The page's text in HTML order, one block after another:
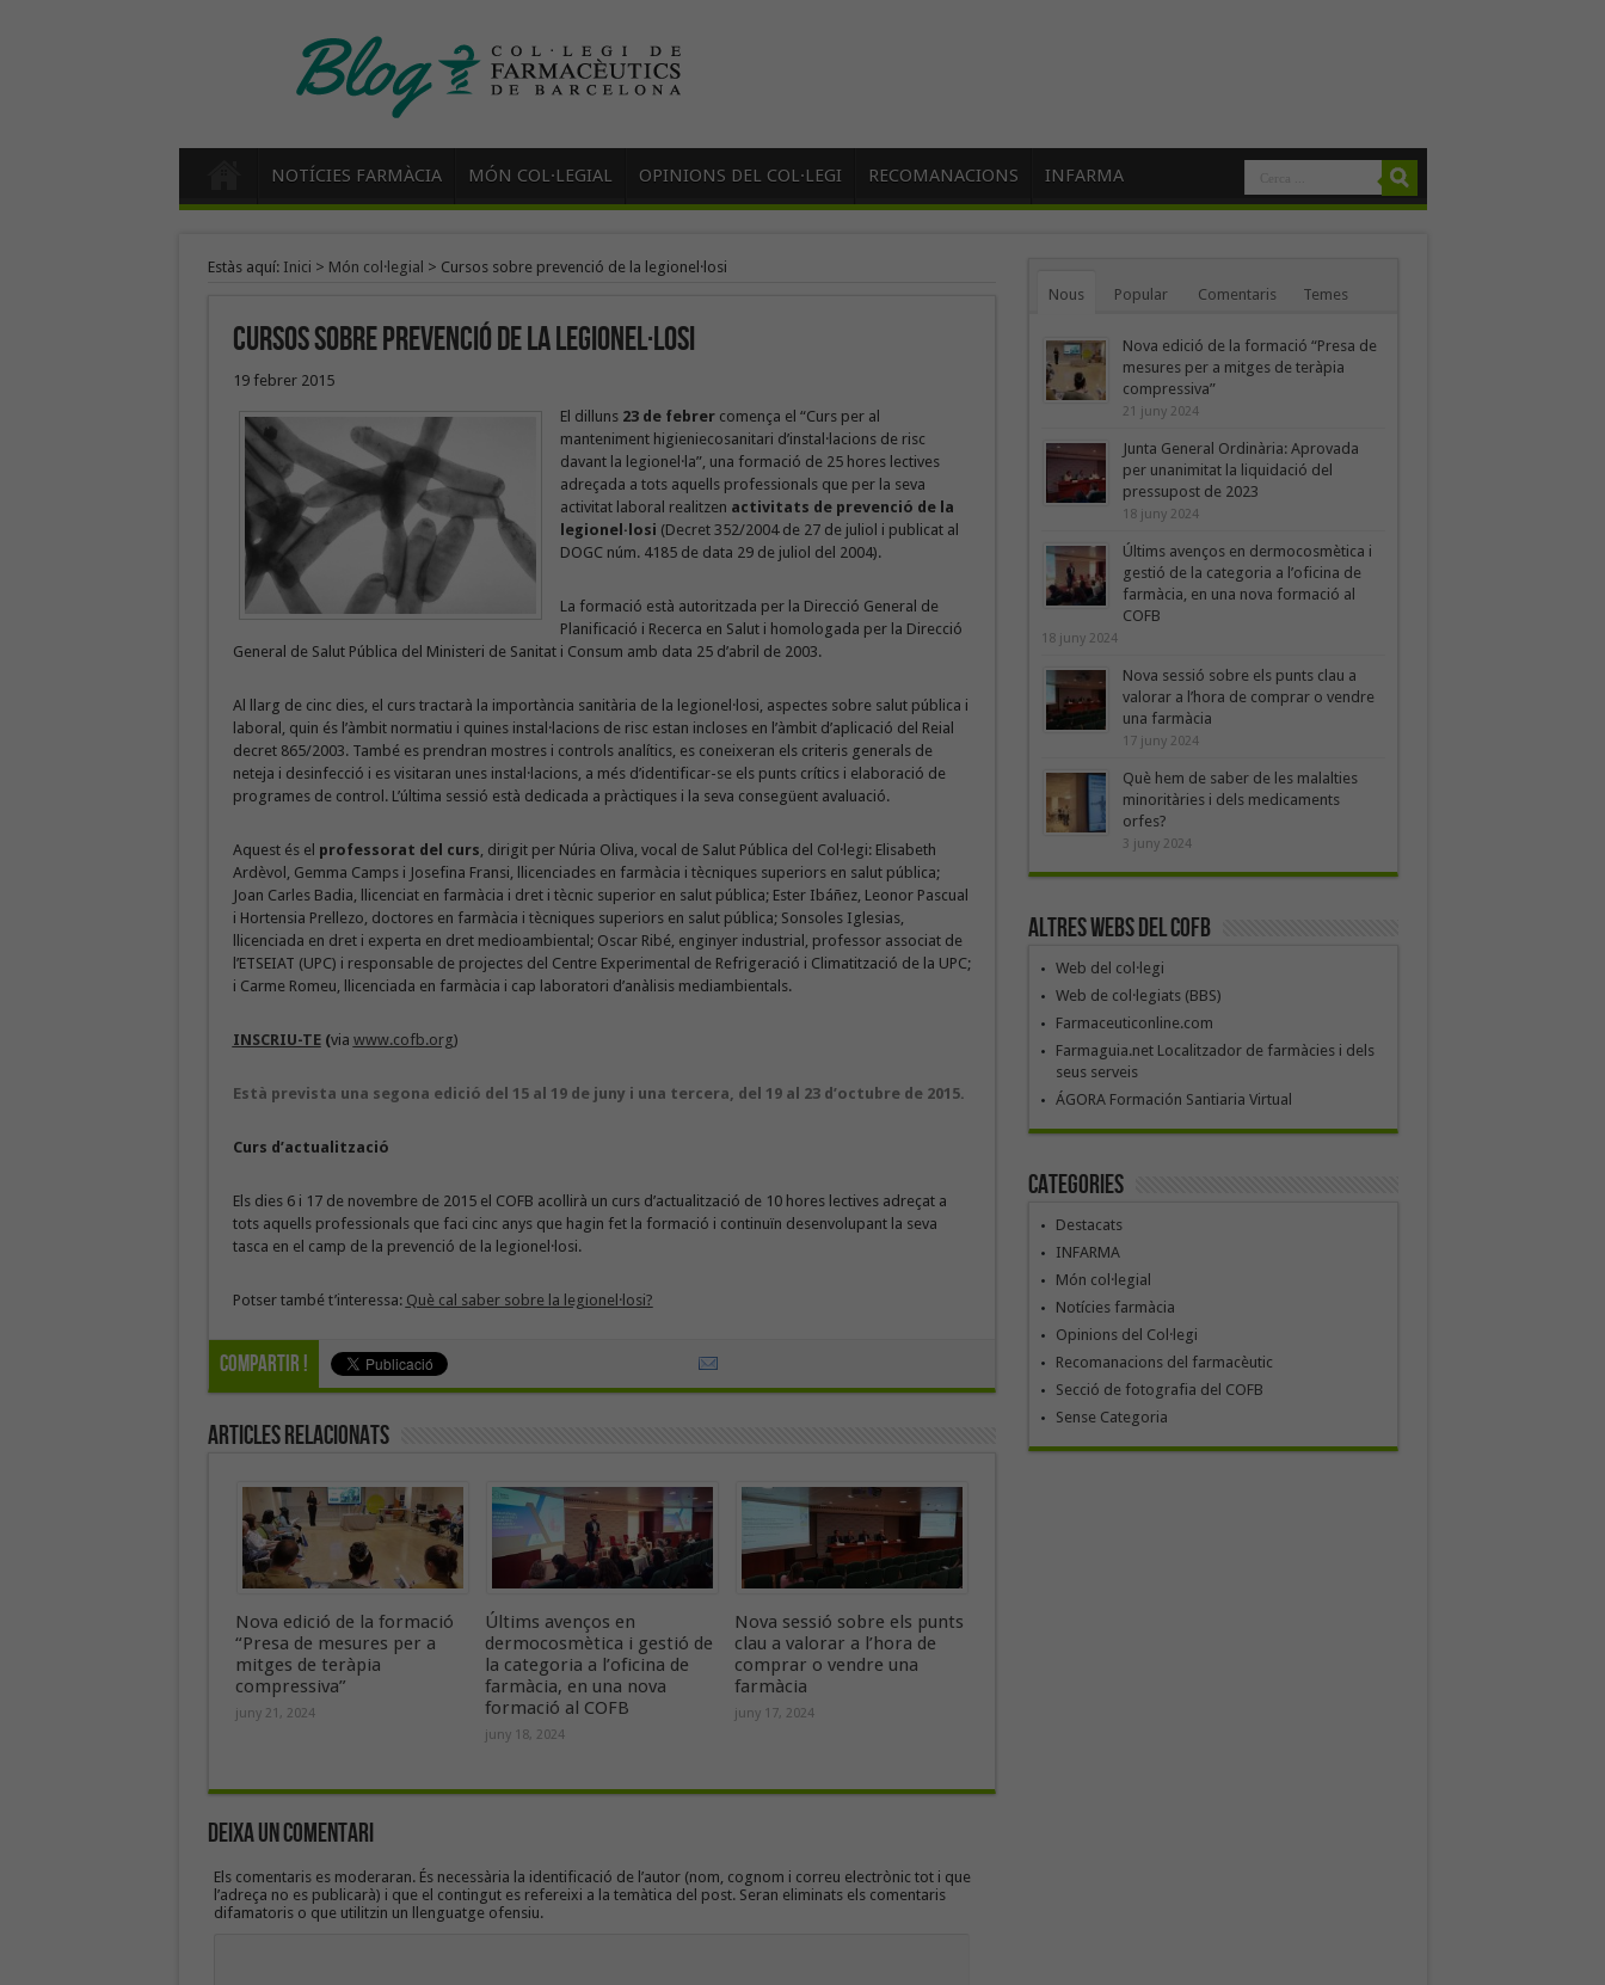
NOTÍCIES FARMÀCIA MÓN COL·LEGIAL OPINIONS DEL COL·LEGI RECOMANACIONS INFARMA
Estàs aquí: Inici > Món col·legial > Cursos sobre prevenció de la legionel·losi
Cursos sobre prevenció de la legionel·losi
19 febrer 2015
El dilluns 23 de febrercomença el “Curs per al
manteniment higieniecosanitari d’instal·lacions de risc
davant la legionel·la”, una formació de 25 hores lectives
adreçada a tots aquells professionals que per la seva
activitat laboral realitzen activitats de prevenció de la
legionel·losi (Decret 352/2004 de 27 de juliol i publicat al
DOGC núm. 4185 de data 29 de juliol del 2004).
La formació està autoritzada per la Direcció General de
Planificació i Recerca en Salut i homologada per la Direcció
General de Salut Pública del Ministeri de Sanitat i Consum amb data 25 d’abril de 2003.
Al llarg de cinc dies, el curs tractarà la importància sanitària de la legionel·losi, aspectes sobre salut pública i
laboral, quin és l’àmbit normatiu i quines instal·lacions de risc estan incloses en l’àmbit d’aplicació del Reial
decret 865/2003. També es prendran mostres i controls analítics, es coneixeran els criteris generals de
neteja i desinfecció i es visitaran unes instal·lacions, a més d’identificar-se els punts crítics i elaboració de
programes de control. L’última sessió està dedicada a pràctiques i la seva consegüent avaluació.
Aquest és el professorat del curs, dirigit per Núria Oliva, vocal de Salut Pública del Col·legi: Elisabeth
Ardèvol, Gemma Camps i Josefina Fransi, llicenciades en farmàcia i tècniques superiors en salut pública;
Joan Carles Badia, llicenciat en farmàcia i dret i tècnic superior en salut pública; Ester Ibáñez, Leonor Pascual
i Hortensia Prellezo, doctores en farmàcia i tècniques superiors en salut pública; Sonsoles Iglesias,
llicenciada en dret i experta en dret medioambiental; Oscar Ribé, enginyer industrial, professor associat de
l’ETSEIAT (UPC) i responsable de projectes del Centre Experimental de Refrigeració i Climatització de la UPC;
i Carme Romeu, llicenciada en farmàcia i cap laboratori d’anàlisis mediambientals.
INSCRIU-TE(via www.cofb.org)
Està prevista una segona edició del 15 al 19 de juny i una tercera, del 19 al 23 d’octubre de 2015.
Curs d’actualització
Els dies 6 i 17 de novembre de 2015 el COFB acollirà un curs d’actualització de 10 hores lectives adreçat a
tots aquells professionals que faci cinc anys que hagin fet la formació i continuïn desenvolupant la seva
tasca en el camp de la prevenció de la legionel·losi.
Potser també t’interessa: Què cal saber sobre la legionel·losi?
Compartir !
Articles Relacionats
Nova edició de la formació
“Presa de mesures per a
mitges de teràpia
compressiva”
juny 21, 2024
Últims avenços en
dermocosmètica i gestió de
la categoria a l’oficina de
farmàcia, en una nova
formació al COFB
juny 18, 2024
Nova sessió sobre els punts
clau a valorar a l’hora de
comprar o vendre una
farmàcia
juny 17, 2024
Deixa un Comentari
Els comentaris es moderaran. És necessària la identificació de l’autor (nom, cognom i correu electrònic tot i que
l’adreça no es publicarà) i que el contingut es refereixi a la temàtica del post. Seran eliminats els comentaris
difamatoris o que utilitzin un llenguatge ofensiu.
Nous Popular Comentaris Temes
Nova edició de la formació “Presa de
mesures per a mitges de teràpia
compressiva”
21 juny 2024
Junta General Ordinària: Aprovada
per unanimitat la liquidació del
pressupost de 2023
18 juny 2024
Últims avenços en dermocosmètica i
gestió de la categoria a l’oficina de
farmàcia, en una nova formació al
COFB
18 juny 2024
Nova sessió sobre els punts clau a
valorar a l’hora de comprar o vendre
una farmàcia
17 juny 2024
Què hem de saber de les malalties
minoritàries i dels medicaments
orfes?
3 juny 2024
Altres webs del COFB
Web del col·legi
Web de col·legiats (BBS)
Farmaceuticonline.com
Farmaguia.net Localitzador de farmàcies i dels
seus serveis
ÁGORA Formación Santiaria Virtual
Categories
Destacats
INFARMA
Món col·legial
Notícies farmàcia
Opinions del Col·legi
Recomanacions del farmacèutic
Secció de fotografia del COFB
Sense Categoria